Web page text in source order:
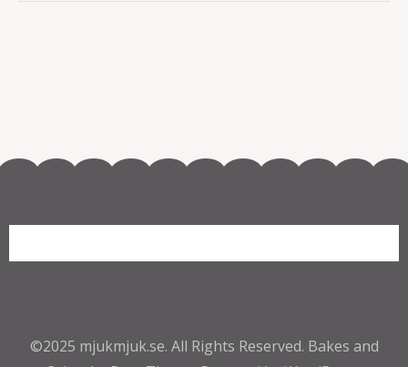
©2025 mjukmjuk.se. All Rights Reserved. Bakes and